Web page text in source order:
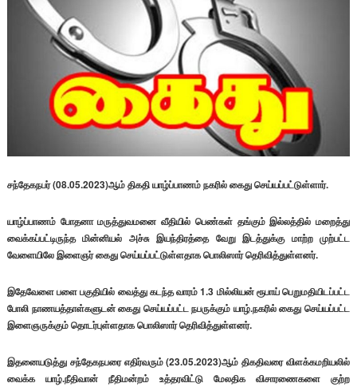
சந்தேகநபர் (08.05.2023)ஆம் திகதி யாழ்ப்பாணம் நகரில் கைது செய்யப்பட்டுள்ளார்.
யாழ்ப்பாணம் போதனா மருத்துவமனை வீதியில் பெண்கள் தங்கும் இல்லத்தில் மறைத்து
வைக்கப்பட்டிருந்த மின்னியல் அச்சு இயந்திரத்தை வேறு இடத்துக்கு மாற்ற முற்பட்ட
வேளையிலே இளைஞர் கைது செய்யப்பட்டுள்ளதாக பொலிஸார் தெரிவித்துள்ளனர்.
இதேவேளை பளை பகுதியில் வைத்து கடந்த வாரம் 1.3 மில்லியன் ரூபாய் பெறுமதியிடப்பட்ட
போலி நாணயத்தாள்களுடன் கைது செய்யப்பட்ட நபருக்கும் யாழ்.நகரில் கைது செய்யப்பட்ட
இளைஞருக்கும் தொடர்புள்ளதாக பொலிஸார் தெரிவித்துள்ளனர்.
இதனையடுத்து சந்தேகநபரை எதிர்வரும் (23.05.2023)ஆம் திகதிவரை விளக்கமறியலில்
வைக்க யாழ்.நீதிவான் நீதிமன்றம் உத்தரவிட்டு மேலதிக விசாரணைகளை குற்ற